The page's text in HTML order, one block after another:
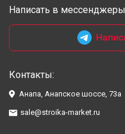
Написать в
Контакты:
Анапа, Анапское шоссе, 73а
sale@stroika-market.ru